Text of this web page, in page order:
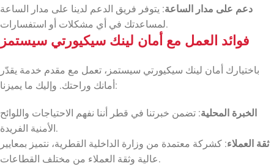
دعم على مدار الساعة: يتوفر فريق الدعم لدينا على مدار الساعة
لمساعدتك في أي مشكلات أو استفسارات.
فوائد العمل مع أمان لينك سيكيورتي سيستمز
باختيارك أمان لينك سيكيورتي سيستمز، تعمل مع مقدم خدمة يقدّر
أمانك وراحتك. وإليك ما يميزنا:
الخبرة المحلية: تضمن خبرتنا في قطر أننا نفهم الاحتياجات واللوائح
الأمنية الفريدة.
ثقة العملاء: كشركة معتمدة من وزارة الداخلية القطرية، نتميز بمعايير
عالية وثقة العملاء من مختلف القطاعات.